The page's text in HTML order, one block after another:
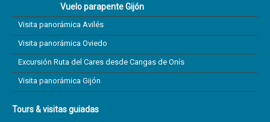
Vuelo parapente Gijón
Visita panorámica Avilés
Visita panorámica Oviedo
Excursión Ruta del Cares desde Cangas de Onís
Visita panorámica Gijón
Tours & visitas guiadas